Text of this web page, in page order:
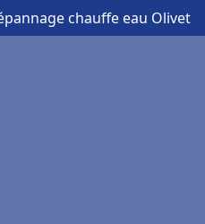
chauffe eau Olivet